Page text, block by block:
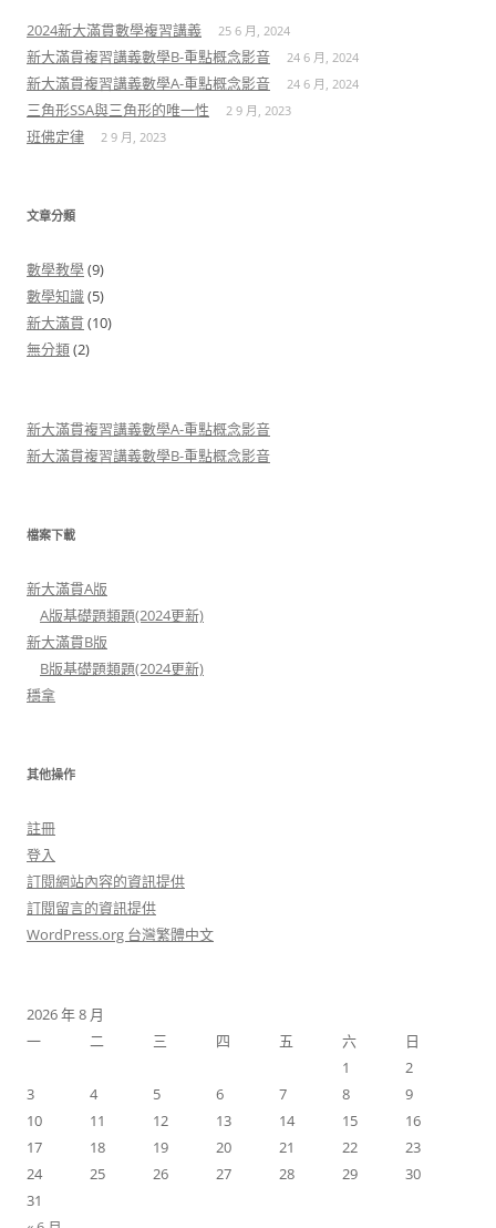
2024新大滿貫數學複習講義 25 6 月, 2024
新大滿貫複習講義數學B-重點概念影音 24 6 月, 2024
新大滿貫複習講義數學A-重點概念影音 24 6 月, 2024
三角形SSA與三角形的唯一性 2 9 月, 2023
班佛定律 2 9 月, 2023
文章分類
數學教學(9)
數學知識(5)
新大滿貫(10)
無分類(2)
新大滿貫複習講義數學A-重點概念影音
新大滿貫複習講義數學B-重點概念影音
檔案下載
新大滿貫A版
A版基礎題類題(2024更新)
新大滿貫B版
B版基礎題類題(2024更新)
穩拿
其他操作
註冊
登入
訂閱網站內容的資訊提供
訂閱留言的資訊提供
WordPress.org 台灣繁體中文
2026 年 8 月
一
二 三 四 五 六
日
1
2
3
4 5 6 7 8
9
10
11 12 13 14 15
16
17
18 19 20 21 22
23
24
25 26 27 28 29
30
31